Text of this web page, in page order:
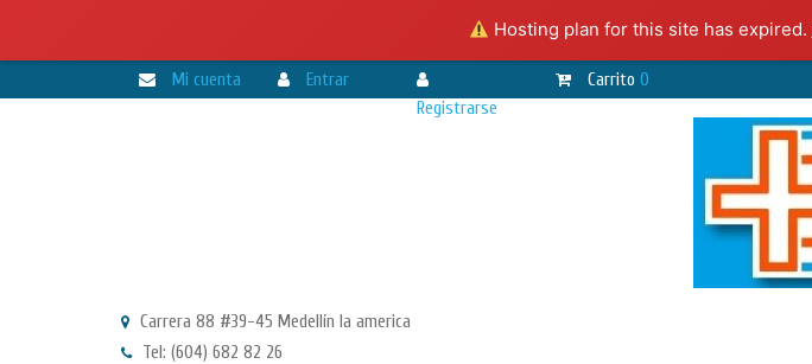
Hosting plan for this site has expired.
Mi cuenta
Entrar
Registrarse
Carrito 0
Carrera 88 #39-45 Medellín la america
Tel: (604) 682 82 26